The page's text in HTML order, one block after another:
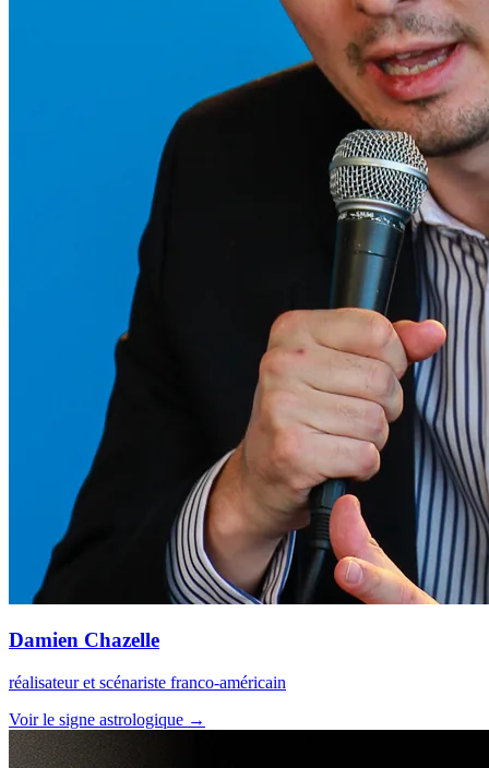
Damien Chazelle
réalisateur et scénariste franco-américain
Voir le signe astrologique →